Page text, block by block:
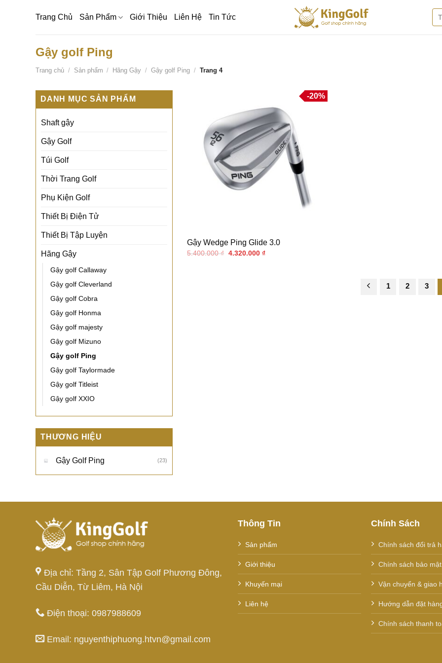
Trang Chủ Sản Phẩm Giới Thiệu Liên Hệ Tin Tức
Tìm
Gậy golf Ping
Trang chủ / Sản phẩm / Hãng Gậy / Gậy golf Ping / Trang 4
DANH MỤC SẢN PHẨM
Shaft gậy
Gậy Golf
Túi Golf
Thời Trang Golf
Phụ Kiện Golf
Thiết Bị Điện Tử
Thiết Bị Tập Luyện
Hãng Gậy
Gậy golf Callaway
Gậy golf Cleverland
Gậy golf Cobra
Gậy golf Honma
Gậy golf majesty
Gậy golf Mizuno
Gậy golf Ping
Gậy golf Taylormade
Gậy golf Titleist
Gậy golf XXIO
THƯƠNG HIỆU
Gậy Golf Ping (23)
-20%
Gậy Wedge Ping Glide 3.0
5.400.000₫ Giá
4.320.000 ₫Giá
1 2 3
Địa chỉ: Tầng 2, Sân Tập Golf Phương Đông,
Cầu Diễn, Từ Liêm, Hà Nội
Điện thoại: 0987988609
Email: nguyenthiphuong.htvn@gmail.com
Thông Tin
Sản phẩm
Giới thiệu
Khuyến mại
Liên hệ
Chính Sách
Chính sách đổi trả
Chính sách bảo
Vận chuyển & giao
Hướng dẫn đặt
Chính sách thanh